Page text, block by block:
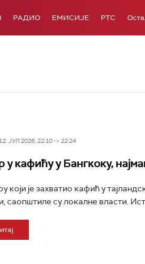
РАДИО ЕМИСИЈЕ РТС
ЈУЛ 2026, 22:10 -> 22:24
у кафићу у Бангкоку,
који је захватио кафић у
саопштиле су локалне власти.